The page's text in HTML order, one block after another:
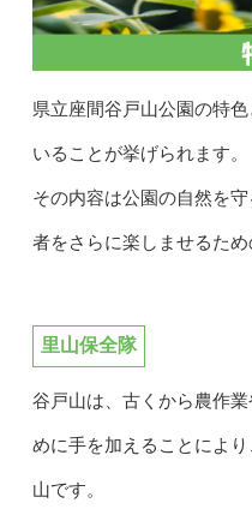
県立座間谷戸山公園の特
いることが挙げられます。
その内容は公園の自然を
者をさらに楽しませるため
里山保全隊
谷戸山は、古くから農作
めに手を加えることによ
山です。